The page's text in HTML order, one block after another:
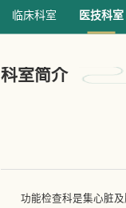
临床科室 医技科室
科室简介
功能检查科是集心脏